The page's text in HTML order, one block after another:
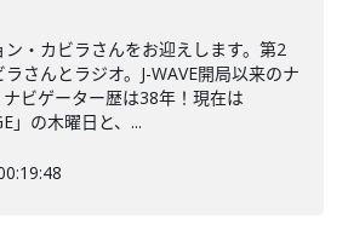
・カビラさんをお迎えします。第2
さんとラジオ。J-WAVE開局以来のナ
ビゲーター歴は38年！現在は
」の木曜日と、...